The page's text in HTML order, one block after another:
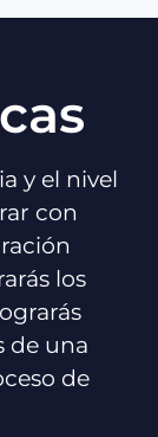
y el nivel
con
los
de una
de